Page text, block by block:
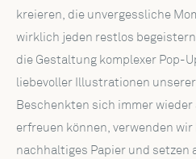
kreieren, die unvergessliche
wirklich jeden restlos
die Gestaltung komplexer Pop-
liebevoller Illustrationen
Beschenkten sich immer
erfreuen können, verwenden
nachhaltiges Papier und setzen